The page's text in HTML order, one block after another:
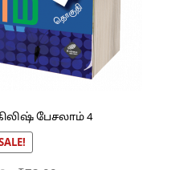
பேசலாம் 4